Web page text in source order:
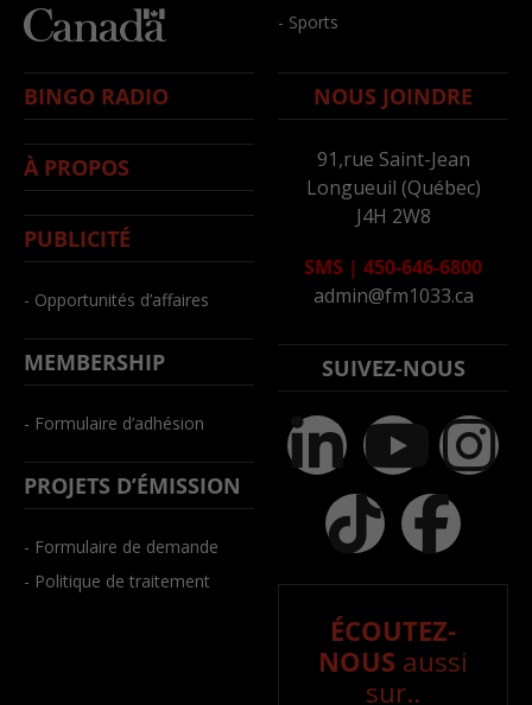
- Sports
BINGO RADIO
À PROPOS
PUBLICITÉ
- Opportunités d’affaires
MEMBERSHIP
- Formulaire d’adhésion
PROJETS D’ÉMISSION
- Formulaire de demande
- Politique de traitement
NOUS JOINDRE
91,rue Saint-Jean
Longueuil (Québec)
J4H 2W8
SMS | 450-646-6800
admin@fm1033.ca
SUIVEZ-NOUS
ÉCOUTEZ-
NOUS aussi
sur..